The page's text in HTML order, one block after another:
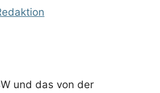
und das von der